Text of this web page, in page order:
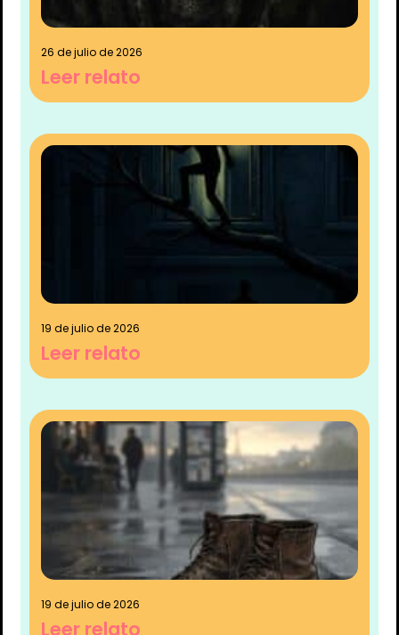
26 de julio de 2026
Leer relato
19 de julio de 2026
Leer relato
19 de julio de 2026
Leer relato